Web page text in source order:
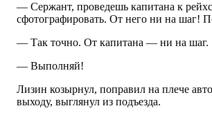
— Сержант, проведешь капитана к
сфотографировать. От него ни на шаг!
— Так точно. От капитана — ни на шаг.
— Выполняй!
Лизин козырнул, поправил на плече
выходу, выглянул из подъезда.